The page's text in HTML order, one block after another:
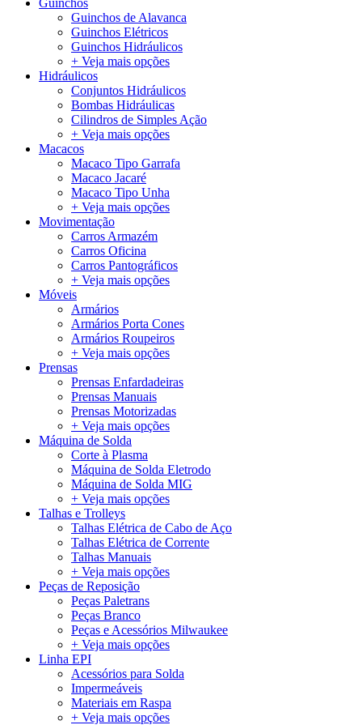
Guinchos
Guinchos de Alavanca
Guinchos Elétricos
Guinchos Hidráulicos
+ Veja mais opções
Hidráulicos
Conjuntos Hidráulicos
Bombas Hidráulicas
Cilindros de Simples Ação
+ Veja mais opções
Macacos
Macaco Tipo Garrafa
Macaco Jacaré
Macaco Tipo Unha
+ Veja mais opções
Movimentação
Carros Armazém
Carros Oficina
Carros Pantográficos
+ Veja mais opções
Móveis
Armários
Armários Porta Cones
Armários Roupeiros
+ Veja mais opções
Prensas
Prensas Enfardadeiras
Prensas Manuais
Prensas Motorizadas
+ Veja mais opções
Máquina de Solda
Corte à Plasma
Máquina de Solda Eletrodo
Máquina de Solda MIG
+ Veja mais opções
Talhas e Trolleys
Talhas Elétrica de Cabo de Aço
Talhas Elétrica de Corrente
Talhas Manuais
+ Veja mais opções
Peças de Reposição
Peças Paletrans
Peças Branco
Peças e Acessórios Milwaukee
+ Veja mais opções
Linha EPI
Acessórios para Solda
Impermeáveis
Materiais em Raspa
+ Veja mais opções